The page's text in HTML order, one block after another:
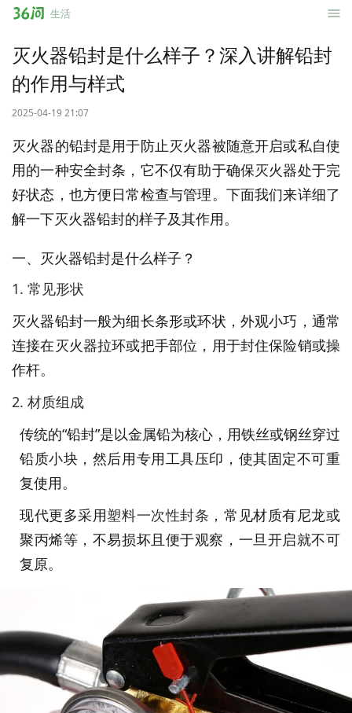
36
生活
灭火器铅封是什么样子？深入讲解铅封
的作用与样式
2025-04-19 21:07
灭火器的铅封是用于防止灭火器被随意开启或私自使
用的一种安全封条，它不仅有助于确保灭火器处于完
好状态，也方便日常检查与管理。下面我们来详细了
解一下灭火器铅封的样子及其作用。
一、灭火器铅封是什么样子？
1. 常见形状
灭火器铅封一般为细长条形或环状，外观小巧，通常
连接在灭火器拉环或把手部位，用于封住保险销或操
作杆。
2. 材质组成
传统的“铅封”是以金属铅为核心，用铁丝或钢丝穿过
铅质小块，然后用专用工具压印，使其固定不可重
复使用。
现代更多采用塑料一次性封条 ，常见材质有尼龙或
聚丙烯等，不易损坏且便于观察，一旦开启就不可
复原。